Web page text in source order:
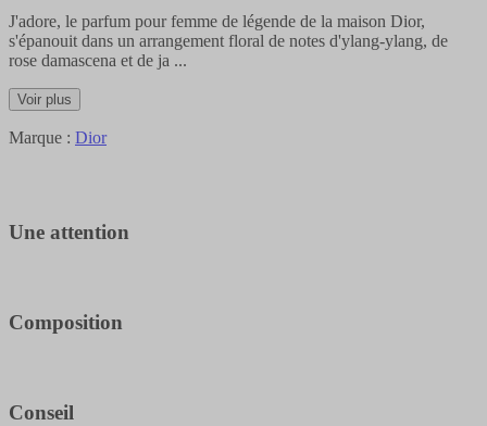
J'adore, le parfum pour femme de légende de la maison Dior,
s'épanouit dans un arrangement floral de notes d'ylang-ylang, de
rose damascena et de ja ...
Voir plus
Marque : Dior
Une attention
Composition
Conseil